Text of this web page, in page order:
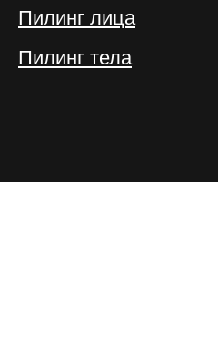
Пилинг лица
Пилинг тела